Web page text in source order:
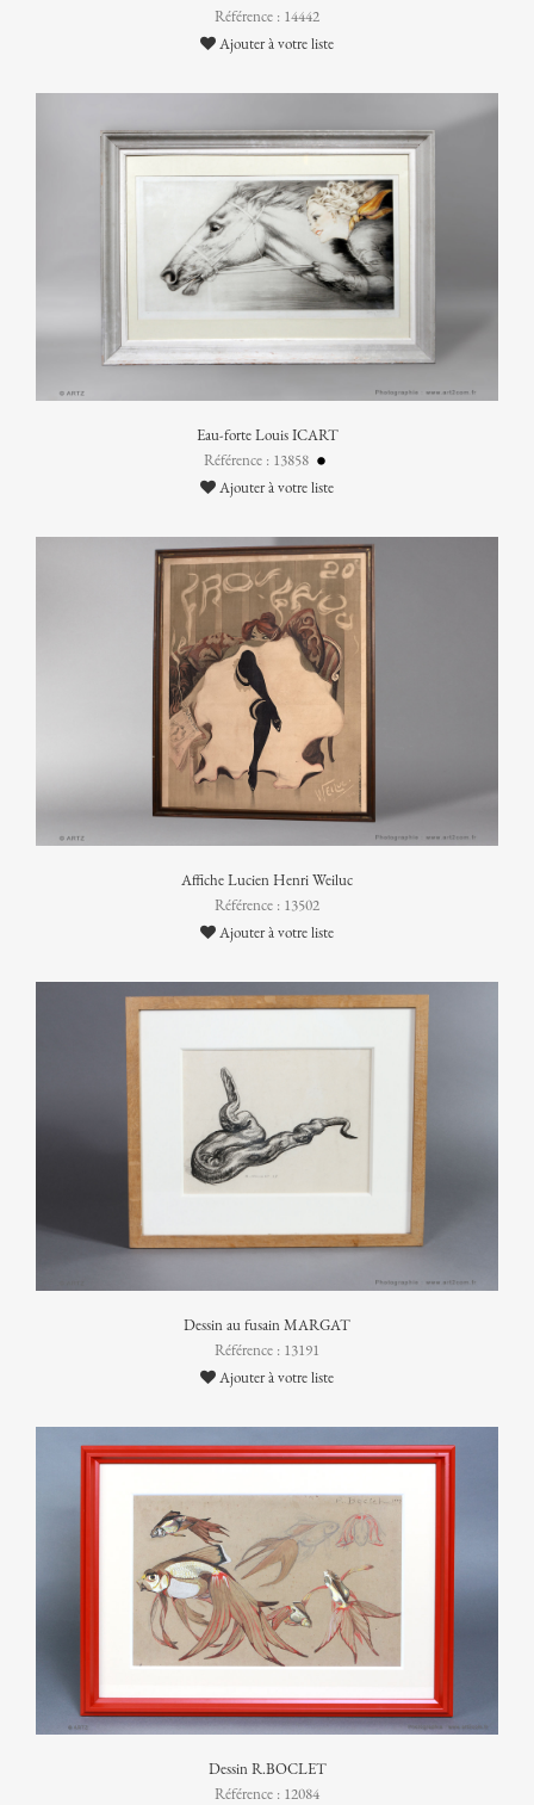
Référence : 14442
Ajouter à votre liste
Eau-forte Louis ICART
Référence : 13858
Ajouter à votre liste
Affiche Lucien Henri Weiluc
Référence : 13502
Ajouter à votre liste
Dessin au fusain MARGAT
Référence : 13191
Ajouter à votre liste
Dessin R.BOCLET
Référence : 12084